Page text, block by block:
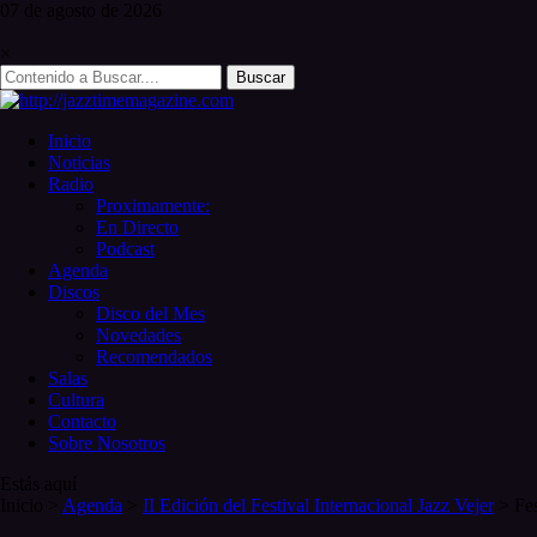
Search
for:
Inicio
Noticias
Radio
Proximamente:
En Directo
Podcast
Agenda
Discos
Disco del Mes
Novedades
Recomendados
Salas
Cultura
Contacto
Sobre Nosotros
Agenda II Edición del Festival Internacional Jazz Vejer